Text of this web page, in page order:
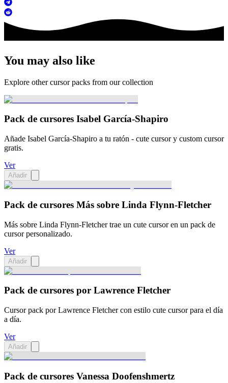
You may also like
Explore other cursor packs from our collection
Pack de cursores Isabel García-Shapiro
Añade Isabel García-Shapiro a tu ratón - cute cursor y custom cursor
gratis.
Ver
Añadir
Pack de cursores Más sobre Linda Flynn-Fletcher
Más sobre Linda Flynn-Fletcher trae un cute cursor en un pack de
cursor personalizado.
Ver
Añadir
Pack de cursores por Lawrence Fletcher
Cursor pack por Lawrence Fletcher con estilo cute cursor para el día
a día.
Ver
Añadir
Pack de cursores Vanessa Doofenshmertz